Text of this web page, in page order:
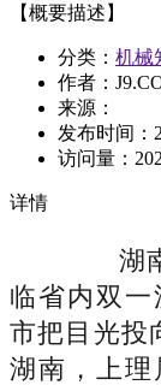
【概要描述】
分类： 机械
作者：
来源：
发布时间：
访问量：
详情
湖南
临省内双
市把目光投
湖南，上